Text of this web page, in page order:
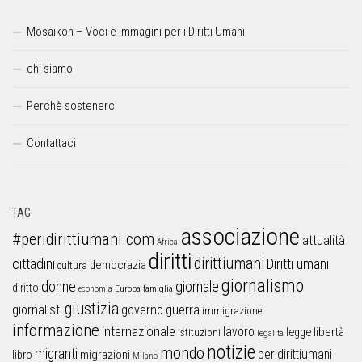
Mosaikon – Voci e immagini per i Diritti Umani
chi siamo
Perchè sostenerci
Contattaci
TAG
#peridirittiumani.com Africa associazione attualità
cittadini cultura democrazia dirittidirittiumani Diritti umani
diritto donne economia Europa famiglia giornalegiornalismo
giornalistigiustizia governo guerra immigrazione
informazione internazionale istituzioni lavoro legalità legge libertà
libro migranti migrazioni Milano mondo notizie peridirittiumani